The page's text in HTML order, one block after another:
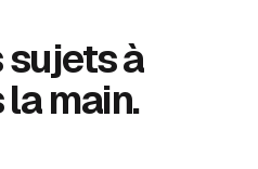
sujets à
main.